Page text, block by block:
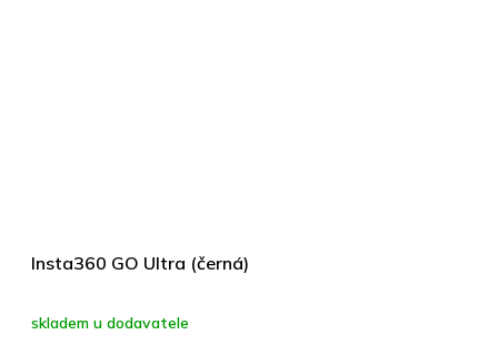
Insta360 GO Ultra (černá)
skladem u dodavatele